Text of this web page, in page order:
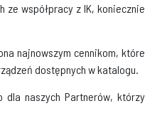
współpracy z IK, koniecznie
najnowszym cennikom, które
dostępnych w katalogu.
dla naszych Partnerów, którzy